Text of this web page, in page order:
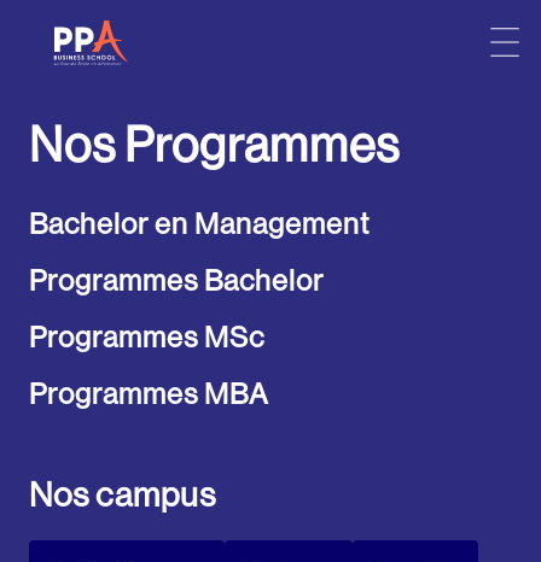
contentNos Programmes
Bachelor en Management
Programmes Bachelor
Programmes MSc
Programmes MBA
Nos campus